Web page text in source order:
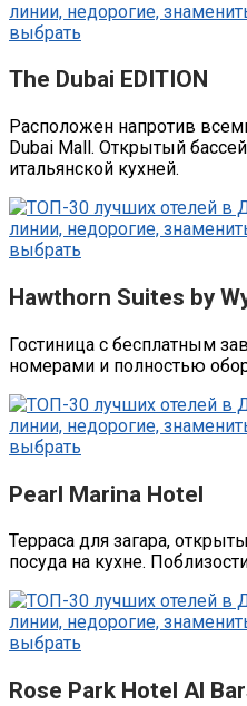
The Dubai EDITION
Расположен напротив
Dubai Mall. Открытый
итальянской кухней.
Hawthorn Suites by
Гостиница с бесплатным
номерами и полностью
Pearl Marina Hotel
Терраса для загара,
посуда на кухне.
Rose Park Hotel Al